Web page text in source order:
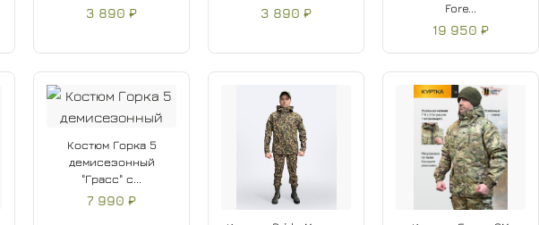
3 890 ₽ 3 890 ₽
Fore...
19 950 ₽
Костюм Горка 5
демисезонный
"Грасс" с...
7 990 ₽